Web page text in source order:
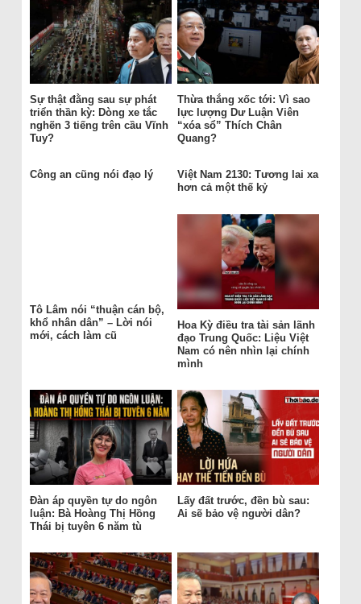
Sự thật đằng sau sự phát
triển thần kỳ: Dòng xe tắc
nghẽn 3 tiếng trên cầu Vĩnh
Tuy?
Thừa thắng xốc tới: Vì sao
lực lượng Dư Luận Viên
“xóa sổ” Thích Chân
Quang?
Công an cũng nói đạo lý
Việt Nam 2130: Tương lai xa
hơn cả một thế kỷ
Tô Lâm nói “thuận cán bộ,
khổ nhân dân” – Lời nói
mới, cách làm cũ
Hoa Kỳ điều tra tài sản lãnh
đạo Trung Quốc: Liệu Việt
Nam có nên nhìn lại chính
mình
Đàn áp quyền tự do ngôn
luận: Bà Hoàng Thị Hồng
Thái bị tuyên 6 năm tù
Lấy đất trước, đền bù sau:
Ai sẽ bảo vệ người dân?